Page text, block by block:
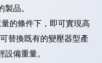
品。
的條件下，即可實現高
替換既有的變壓器型產
備重量。